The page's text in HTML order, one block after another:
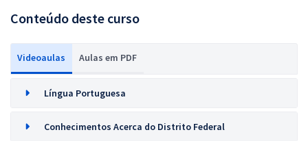
Conteúdo deste curso
Videoaulas Aulas em PDF
Língua Portuguesa
Conhecimentos Acerca do Distrito Federal